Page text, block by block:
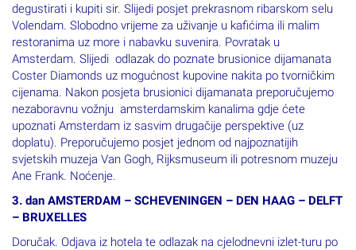
degustirati i kupiti sir. Slijedi posjet prekrasnom ribarskom selu
Volendam. Slobodno vrijeme za uživanje u kafićima ili malim
restoranima uz more i nabavku suvenira. Povratak u
Amsterdam. Slijedi odlazak do poznate brusionice dijamanata
Coster Diamonds uz mogućnost kupovine nakita po tvorničkim
cijenama. Nakon posjeta brusionici dijamanata preporučujemo
nezaboravnu vožnju amsterdamskim kanalima gdje ćete
upoznati Amsterdam iz sasvim drugačije perspektive (uz
doplatu). Preporučujemo posjet jednom od najpoznatijih
svjetskih muzeja Van Gogh, Rijksmuseum ili potresnom muzeju
Ane Frank. Noćenje.
3. dan AMSTERDAM – SCHEVENINGEN – DEN HAAG – DELFT
– BRUXELLES
Doručak. Odjava iz hotela te odlazak na cjelodnevni izlet-turu po